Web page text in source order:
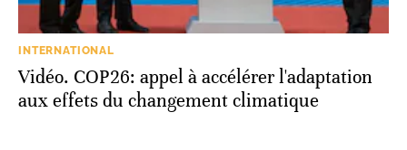
INTERNATIONAL
Vidéo. COP26: appel à accélérer l'adaptation
aux effets du changement climatique